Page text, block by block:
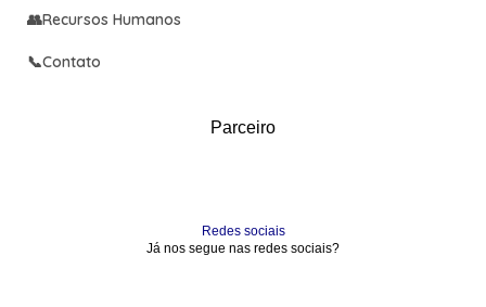
👥Recursos Humanos
📞Contato
Parceiro
Redes sociais
Já nos segue nas redes sociais?